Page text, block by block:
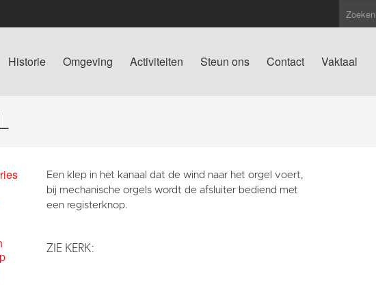
Historie Omgeving Activiteiten Steun ons Contact Vaktaal
Een klep in het kanaal dat de wind naar het orgel voert,
bij mechanische orgels wordt de afsluiter bediend met
een registerknop.
ZIE KERK: